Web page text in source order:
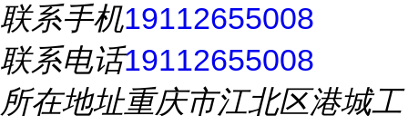
联系手机19112655008
联系电话19112655008
所在地址重庆市江北区港城工